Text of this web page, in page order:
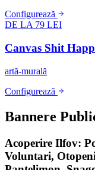
Configurează
DE LA 79 LEI
Canvas Shit
artă-murală
Configurează
Bannere
Acoperire Ilfov:
Voluntari,